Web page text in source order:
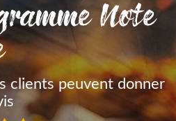
Note
clients peuvent donner